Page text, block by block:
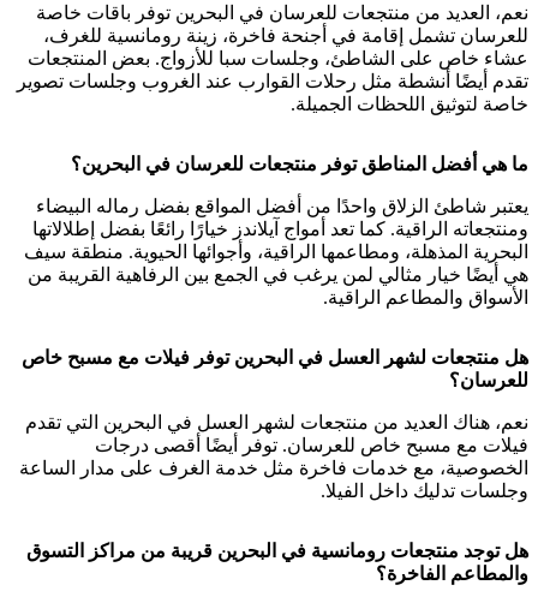
نعم، العديد من منتجعات للعرسان في البحرين توفر باقات خاصة
للعرسان تشمل إقامة في أجنحة فاخرة، زينة رومانسية للغرف،
عشاء خاص على الشاطئ، وجلسات سبا للأزواج. بعض المنتجعات
تقدم أيضًا أنشطة مثل رحلات القوارب عند الغروب وجلسات تصوير
خاصة لتوثيق اللحظات الجميلة.
ما هي أفضل المناطق توفر منتجعات للعرسان في البحرين؟
يعتبر شاطئ الزلاق واحدًا من أفضل المواقع بفضل رماله البيضاء
ومنتجعاته الراقية. كما تعد أمواج آيلاندز خيارًا رائعًا بفضل إطلالاتها
البحرية المذهلة، ومطاعمها الراقية، وأجوائها الحيوية. منطقة سيف
هي أيضًا خيار مثالي لمن يرغب في الجمع بين الرفاهية القريبة من
الأسواق والمطاعم الراقية.
هل منتجعات لشهر العسل في البحرين توفر فيلات مع مسبح خاص
للعرسان؟
نعم، هناك العديد من منتجعات لشهر العسل في البحرين التي تقدم
فيلات مع مسبح خاص للعرسان. توفر أيضًا أقصى درجات
الخصوصية، مع خدمات فاخرة مثل خدمة الغرف على مدار الساعة
وجلسات تدليك داخل الفيلا.
هل توجد منتجعات رومانسية في البحرين قريبة من مراكز التسوق
والمطاعم الفاخرة؟